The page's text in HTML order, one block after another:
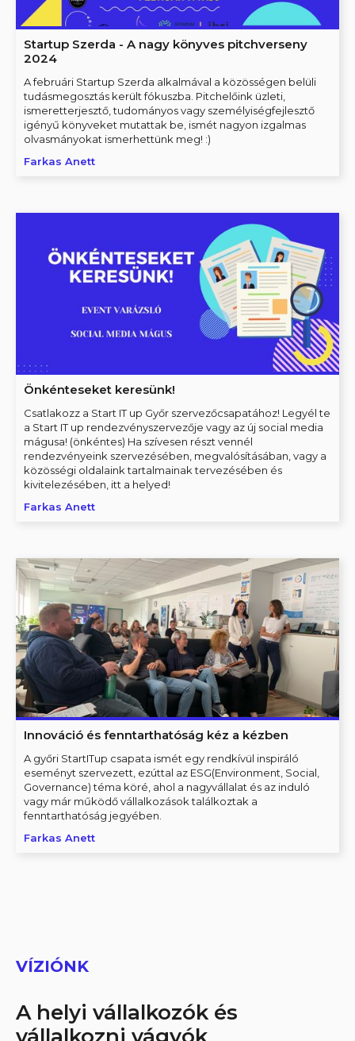
Startup Szerda - A nagy könyves pitchverseny
2024
A februári Startup Szerda alkalmával a közösségen belüli
tudásmegosztás került fókuszba. Pitchelőink üzleti,
ismeretterjesztő, tudományos vagy személyiségfejlesztő
igényű könyveket mutattak be, ismét nagyon izgalmas
olvasmányokat ismerhettünk meg! :)
Farkas Anett
Önkénteseket keresünk!
Csatlakozz a Start IT up Győr szervezőcsapatához! Legyél te
a Start IT up rendezvényszervezője vagy az új social media
mágusa! (önkéntes) Ha szívesen részt vennél
rendezvényeink szervezésében, megvalósításában, vagy a
közösségi oldalaink tartalmainak tervezésében és
kivitelezésében, itt a helyed!
Farkas Anett
Innováció és fenntarthatóság kéz a kézben
A győri StartITup csapata ismét egy rendkívül inspiráló
eseményt szervezett, ezúttal az ESG(Environment, Social,
Governance) téma köré, ahol a nagyvállalat és az induló
vagy már működő vállalkozások találkoztak a
fenntarthatóság jegyében.
Farkas Anett
VÍZIÓNK
A helyi vállalkozók és